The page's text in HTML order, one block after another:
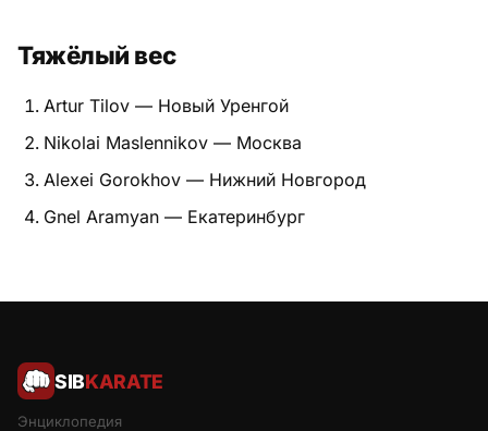
Турниры
Экипировка
Тяжёлый вес
Artur Tilov — Новый Уренгой
Nikolai Maslennikov — Москва
Alexei Gorokhov — Нижний Новгород
Gnel Aramyan — Екатеринбург
SIBKARATE
Энциклопедия